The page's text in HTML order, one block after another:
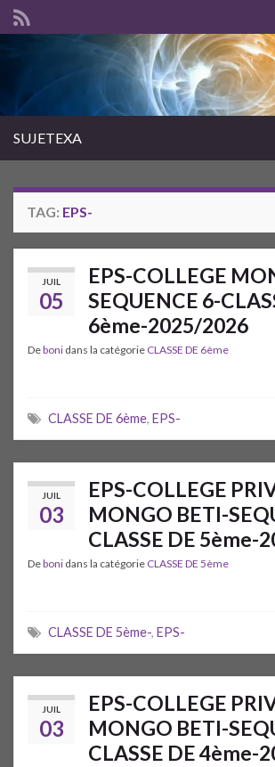
SUJETEXA
TAG: EPS-
JUIL
05
EPS-COLLEGE
SEQUENCE 6-
6ème-2025/2026
Deboni dans la catégorie CLASSE DE 6ème
CLASSE DE 6ème, EPS-
JUIL
03
EPS-COLLEGE
MONGO BETI-
CLASSE DE 5ème-
Deboni dans la catégorie CLASSE DE 5ème
CLASSE DE 5ème-, EPS-
JUIL
03
EPS-COLLEGE
MONGO BETI-
CLASSE DE 4ème-